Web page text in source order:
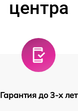
центра
Гарантия до 3-х лет